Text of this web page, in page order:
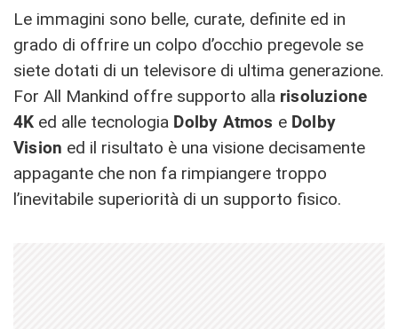
Le immagini sono belle, curate, definite ed in
grado di offrire un colpo d’occhio pregevole se
siete dotati di un televisore di ultima generazione.
For All Mankind offre supporto alla risoluzione
4K ed alle tecnologia Dolby Atmos eDolby
Vision ed il risultato è una visione decisamente
appagante che non fa rimpiangere troppo
l’inevitabile superiorità di un supporto fisico.